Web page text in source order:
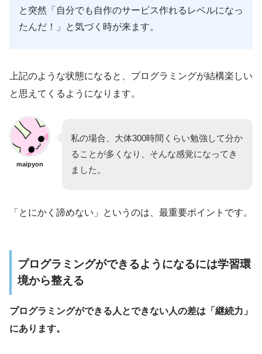
と突然「自分でも自作のサービス作れるレベルになっ
たんだ！」と気づく時が来ます。
上記のような状態になると、プログラミングが結構楽しい
と思えてくるようになります。
maipyon
私の場合、大体300時間くらい勉強して分か
ることが多くなり、そんな感覚になってき
ました。
「とにかく諦めない」というのは、最重要ポイントです。
プログラミングができるようになるには学習環
境から整える
プログラミングができる人とできない人の差は「継続力」
にあります。